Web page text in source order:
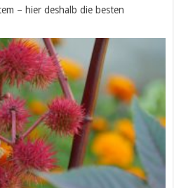
– hier deshalb die besten